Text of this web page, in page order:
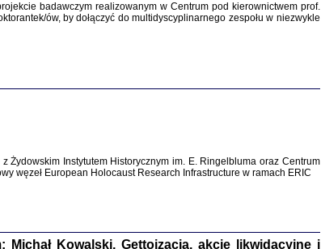
SZCZĘŚCIE JEST POSIADAĆ DOM POD ZIEMIĄ ...
badawczym realizowanym w Centrum pod kierownictwem prof.
ów, by dołączyć do multidyscyplinarnego zespołu w niezwykle
Żydowskim Instytutem Historycznym im. E. Ringelbluma oraz Centrum
węzeł European Holocaust Research Infrastructure w ramach ERIC
Michał Kowalski, Gettoizacja, akcje likwidacyjne i